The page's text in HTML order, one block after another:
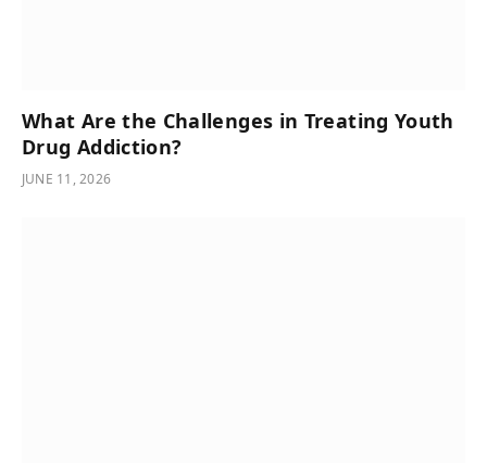
What Are the Challenges in Treating Youth
Drug Addiction?
JUNE 11, 2026